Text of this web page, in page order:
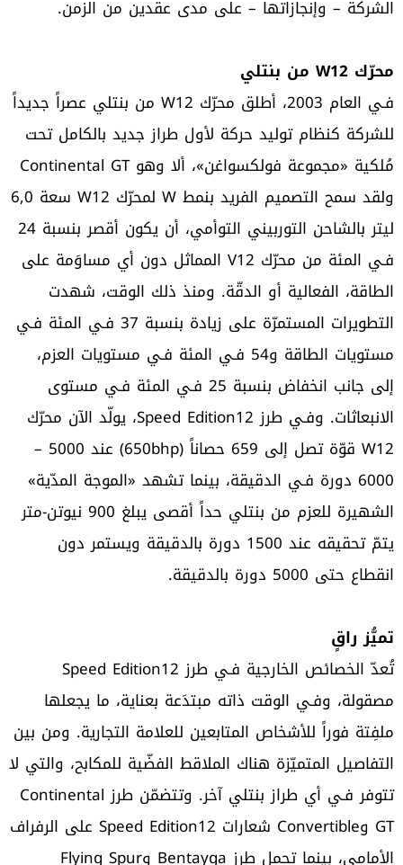
الشركة – وإنجازاتها – على مدى عقدين من الزمن.
محرّك W12 من بنتلي
فـي العام 2003، أطلق محرّك W12 من بنتلي عصراً جديداً
للشركة كنظام توليد حركة لأول طراز جديد بالكامل تحت
مُلكية «مجموعة فولكسواغن»، ألا وهو Continental GT
ولقد سمح التصميم الفريد بنمط W لمحرّك W12 سعة 6,0
ليتر بالشاحن التوربيني التوأمي، أن يكون أقصر بنسبة 24
فـي المئة من محرّك V12 المماثل دون أي مساوَمة على
الطاقة، الفعالية أو الدقّة. ومنذ ذلك الوقت، شهدت
التطويرات المستمرّة على زيادة بنسبة 37 فـي المئة فـي
مستويات الطاقة و54 فـي المئة فـي مستويات العزم،
إلى جانب انخفاض بنسبة 25 فـي المئة فـي مستوى
الانبعاثات. وفـي طرز Speed Edition12، يولّد الآن محرّك
W12 قوّة تصل إلى 659 حصاناً (650bhp) عند 5000 –
6000 دورة فـي الدقيقة، بينما تشهد «الموجة المدّية»
الشهيرة للعزم من بنتلي حداً أقصى يبلغ 900 نيوتن-متر
يتمّ تحقيقه عند 1500 دورة بالدقيقة ويستمر دون
انقطاع حتى 5000 دورة بالدقيقة.
تميُّز راقٍ
تُعدّ الخصائص الخارجية فـي طرز Speed Edition12
مصقولة، وفـي الوقت ذاته مبتدَعة بعناية، ما يجعلها
ملفِتة فوراً للأشخاص المتابعين للعلامة التجارية. ومن بين
التفاصيل المتميّزة هناك الملاقط الفضّية للمكابح، والتي لا
تتوفر فـي أي طراز بنتلي آخر. وتتضمّن طرز Continental
GT وConvertible شعارات Speed Edition12 على الرفراف
الأمامي، بينما تحمل طرز Bentayga وFlying Spur